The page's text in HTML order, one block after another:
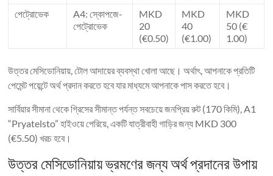
পেট্রোভেক
A4: স্কোপজে-
পেট্রোভেক
MKD
20
(€0.50)
MKD
40
(€1.00)
MKD
50 (€
1.00)
উত্তর মেসিডোনিয়ায়, টোল আদায়ের ব্যবস্থা খোলা আছে। অর্থাৎ, আপনাকে প্রতিটি
পেমেন্ট পয়েন্টে অর্থ প্রদান করতে হবে যার মাধ্যমে আপনাকে পাস করতে হবে।
সার্বিয়ার সীমানা থেকে গ্রিসের সীমান্ত পর্যন্ত সবচেয়ে জনপ্রিয় রুট (170 কিমি), A1
“Pryatelsto” হাইওয়ে পেরিয়ে, একটি যাত্রীবাহী গাড়ির জন্য MKD 300
(€5.50) খরচ হবে।
উত্তর মেসিডোনিয়ায় ভ্রমণের জন্য অর্থ প্রদানের উপায়